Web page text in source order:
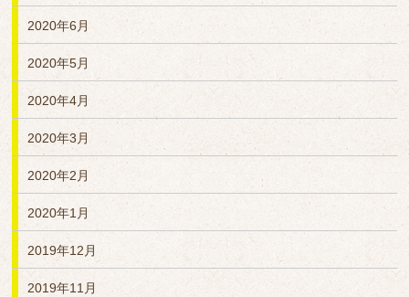
2020年6月
2020年5月
2020年4月
2020年3月
2020年2月
2020年1月
2019年12月
2019年11月